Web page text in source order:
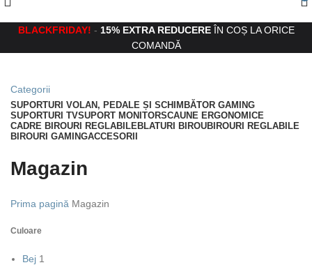
BLACKFRIDAY! - 15% EXTRA REDUCEREÎN COȘ LA ORICE
COMANDĂ
Categorii
SUPORTURI VOLAN, PEDALE ȘI SCHIMBĂTOR GAMING
SUPORTURI TVSUPORT MONITORSCAUNE ERGONOMICE
CADRE BIROURI REGLABILEBLATURI BIROUBIROURI REGLABILE
BIROURI GAMINGACCESORII
Magazin
Prima pagină Magazin
Culoare
Bej 1